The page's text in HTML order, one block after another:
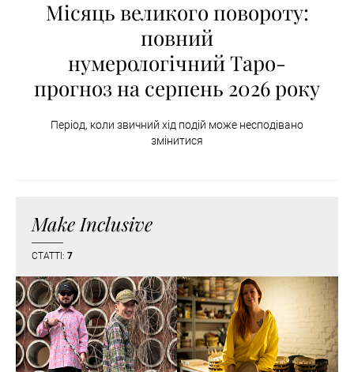
Місяць великого повороту:
повний
нумерологічний Таро-
прогноз на серпень 2026 року
Період, коли звичний хід подій може несподівано
змінитися
Make Inclusive
СТАТТІ: 7